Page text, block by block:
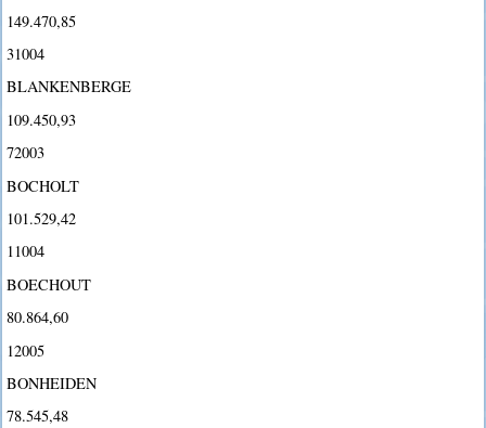
149.470,85
31004
BLANKENBERGE
109.450,93
72003
BOCHOLT
101.529,42
11004
BOECHOUT
80.864,60
12005
BONHEIDEN
78.545,48